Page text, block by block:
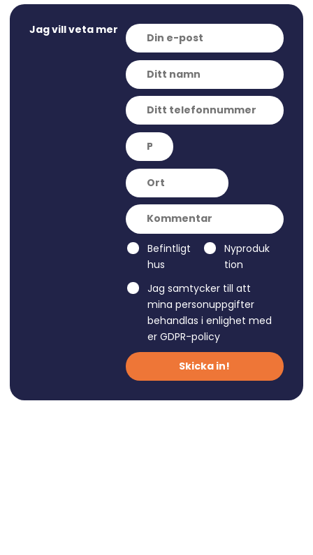
Jag vill veta mer
Befintligt
hus
Nyproduk
tion
Jag samtycker till att
mina personuppgifter
behandlas i enlighet med
er GDPR-policy
Skicka in!